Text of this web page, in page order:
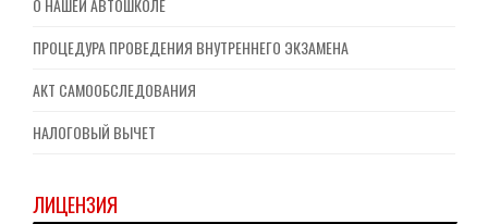
О НАШЕЙ АВТОШКОЛЕ
ПРОЦЕДУРА ПРОВЕДЕНИЯ ВНУТРЕННЕГО ЭКЗАМЕНА
АКТ САМООБСЛЕДОВАНИЯ
НАЛОГОВЫЙ ВЫЧЕТ
ЛИЦЕНЗИЯ